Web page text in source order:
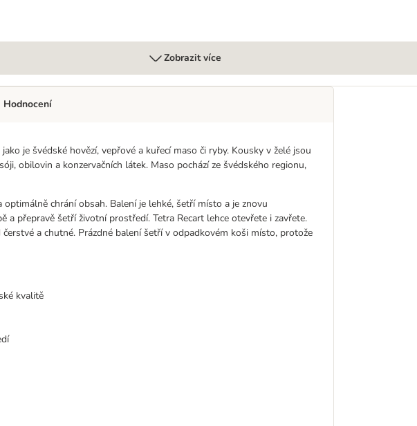
Zobrazit více
je švédské hovězí, vepřové a kuřecí maso či ryby. Kousky v želé jsou
obilovin a konzervačních látek. Maso pochází ze švédského regionu,
chrání obsah. Balení je lehké, šetří místo a je znovu
a přepravě šetří životní prostředí. Tetra Recart lehce otevřete i zavřete.
a chutné. Prázdné balení šetří v odpadkovém koši místo, protože
kvalitě
Hodnocení